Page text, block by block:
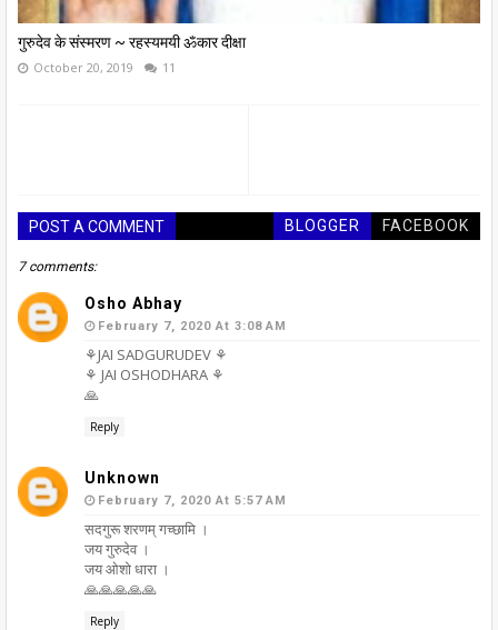
गुरुदेव के संस्मरण ~ रहस्यमयी ॐकार दीक्षा
October 20, 2019 11
POST A COMMENT BLOGGER FACEBOOK
7 comments:
Osho Abhay
February 7, 2020 At 3:08 AM
⚘JAI SADGURUDEV ⚘
⚘ JAI OSHODHARA ⚘
🙏
Reply
Unknown
February 7, 2020 At 5:57 AM
सदगुरू शरणम् गच्छामि ।
जय गुरुदेव ।
जय ओशो धारा ।
🙏🙏🙏🙏🙏
Reply